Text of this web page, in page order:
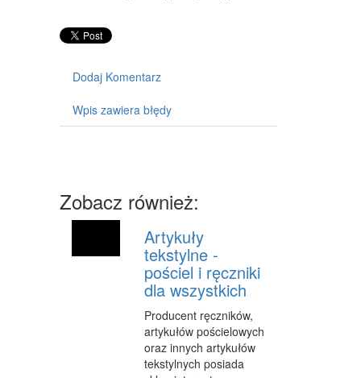
WYPOSAŻENIE ŁAZIENKI
ODZIEŻ
SPORT
OGRÓD, ROŚLINY
CHEMIA
ART. SPOŻYWCZE
MATERIAŁY EKSPLOATACYJNE
INNE SKLEPY
SPRZĘT
Dodaj Komentarz
Wpis zawiera błędy
Zobacz również:
Artykuły
tekstylne -
pościel i ręczniki
dla wszystkich
Producent ręczników,
artykułów pościelowych
oraz innych artykułów
tekstylnych posiada